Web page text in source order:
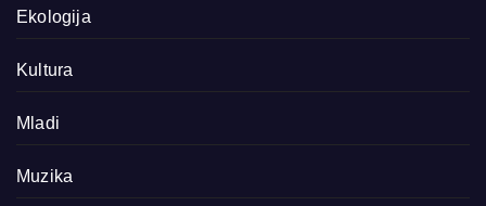
Ekologija
Kultura
Mladi
Muzika